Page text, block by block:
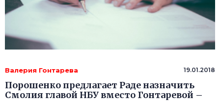
Валерия Гонтарева 19.01.2018
Порошенко предлагает Раде назначить
Смолия главой НБУ вместо Гонтаревой –